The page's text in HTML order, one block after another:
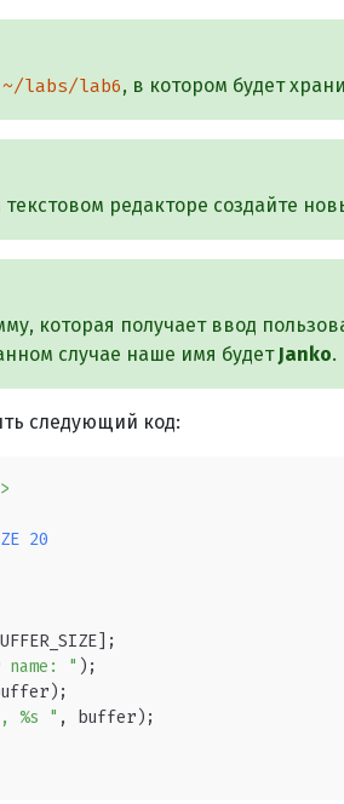
~/labs/lab6, в котором будет
редакторе создайте
которая получает ввод
случае наше имя будет Janko.
следующий код:
20
name: " );
%s " , buffer);